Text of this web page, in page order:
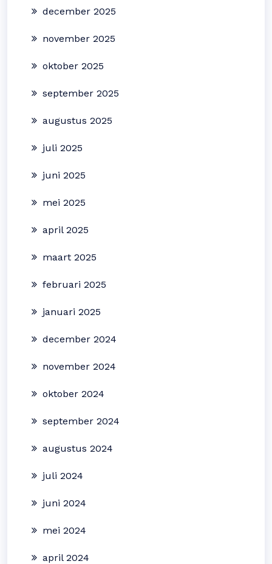
december 2025
november 2025
oktober 2025
september 2025
augustus 2025
juli 2025
juni 2025
mei 2025
april 2025
maart 2025
februari 2025
januari 2025
december 2024
november 2024
oktober 2024
september 2024
augustus 2024
juli 2024
juni 2024
mei 2024
april 2024